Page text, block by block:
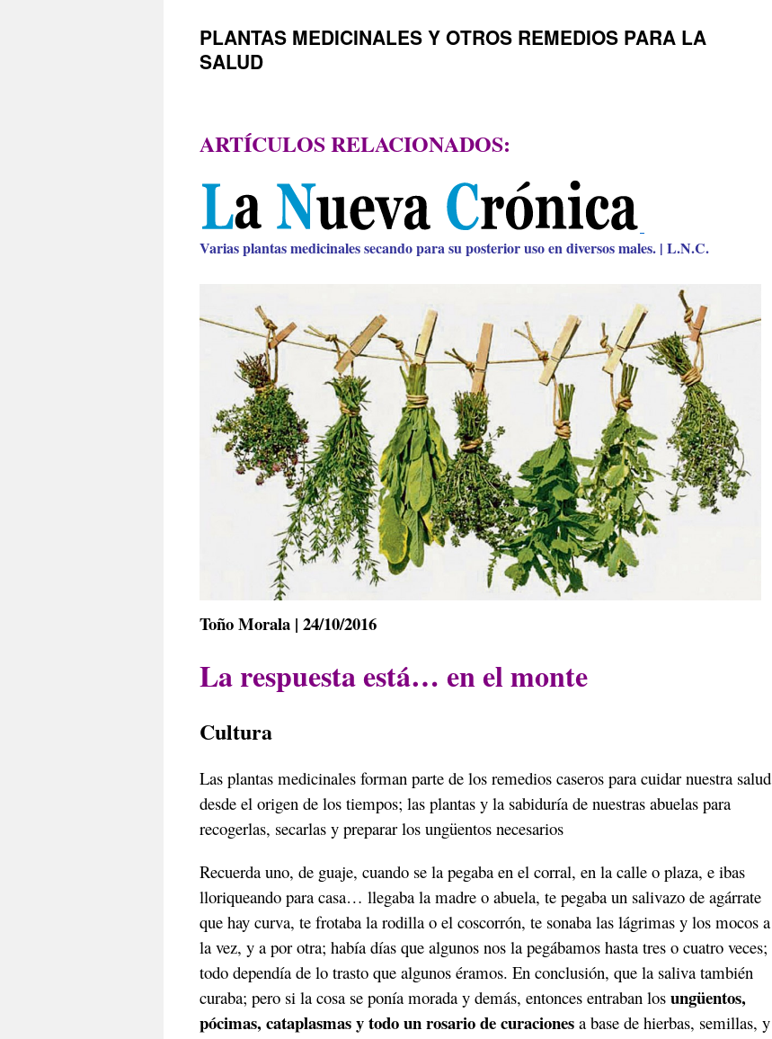
PLANTAS MEDICINALES Y OTROS REMEDIOS PARA LA
SALUD
ARTÍCULOS RELACIONADOS:
Varias plantas medicinales secando para su posterior uso en diversos males. | L.N.C.
Toño Morala | 24/10/2016
La respuesta está… en el monte
Cultura
Las plantas medicinales forman parte de los remedios caseros para cuidar nuestra salud
desde el origen de los tiempos; las plantas y la sabiduría de nuestras abuelas para
recogerlas, secarlas y preparar los ungüentos necesarios
Recuerda uno, de guaje, cuando se la pegaba en el corral, en la calle o plaza, e ibas
lloriqueando para casa… llegaba la madre o abuela, te pegaba un salivazo de agárrate
que hay curva, te frotaba la rodilla o el coscorrón, te sonaba las lágrimas y los mocos a
la vez, y a por otra; había días que algunos nos la pegábamos hasta tres o cuatro veces;
todo dependía de lo trasto que algunos éramos. En conclusión, que la saliva también
curaba; pero si la cosa se ponía morada y demás, entonces entraban los ungüentos,
pócimas, cataplasmas y todo un rosario de curaciones a base de hierbas, semillas, y